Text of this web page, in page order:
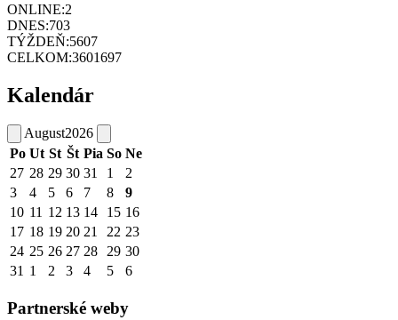
ONLINE:2
DNES:703
TÝŽDEŇ:5607
CELKOM:3601697
Kalendár
August2026
Po Ut St Št Pia So Ne
27 28 29 30 31 1
2
3
4 5 6 7 8
9
10 11 12 13 14 15 16
17 18 19 20 21 22 23
24 25 26 27 28 29 30
31 1 2 3 4 5 6
Partnerské weby